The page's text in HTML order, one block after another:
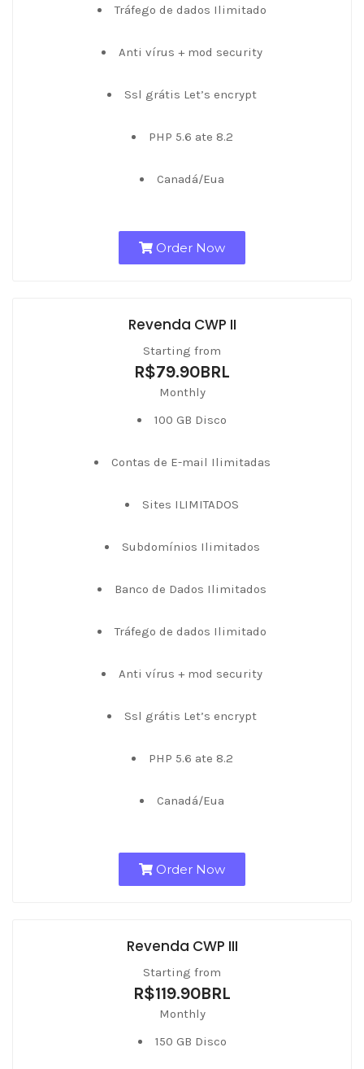
Tráfego de dados Ilimitado
Anti vírus + mod security
Ssl grátis Let’s encrypt
PHP 5.6 ate 8.2
Canadá/Eua
Order Now
Revenda CWP II
Starting from
R$79.90BRL
Monthly
100 GB Disco
Contas de E-mail Ilimitadas
Sites ILIMITADOS
Subdomínios Ilimitados
Banco de Dados Ilimitados
Tráfego de dados Ilimitado
Anti vírus + mod security
Ssl grátis Let’s encrypt
PHP 5.6 ate 8.2
Canadá/Eua
Order Now
Revenda CWP III
Starting from
R$119.90BRL
Monthly
150 GB Disco